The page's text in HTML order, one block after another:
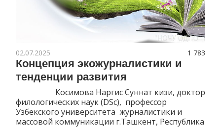
1 783
02.07.2025
Концепция экожурналистики и
тенденции развития
Косимова Наргис Суннат кизи, доктор
филологических наук (DSc), профессор
Узбекского университета журналистики и
массовой коммуникации г.Ташкент, Республика